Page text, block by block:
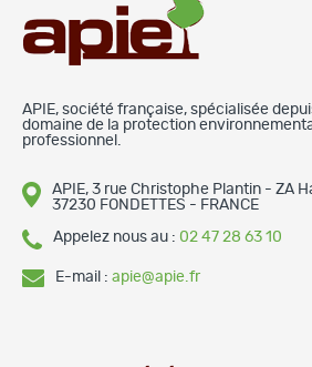
APIE, société française, spécialisée
domaine de la protection
professionnel.
APIE, 3 rue Christophe Plantin - ZA
37230 FONDETTES - FRANCE
Appelez nous au : 02 47 28 63 10
E-mail : apie@apie.fr